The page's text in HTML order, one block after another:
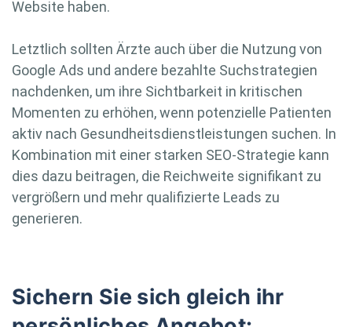
Website haben.
Letztlich sollten Ärzte auch über die Nutzung von
Google Ads und andere bezahlte Suchstrategien
nachdenken, um ihre Sichtbarkeit in kritischen
Momenten zu erhöhen, wenn potenzielle Patienten
aktiv nach Gesundheitsdienstleistungen suchen. In
Kombination mit einer starken SEO-Strategie kann
dies dazu beitragen, die Reichweite signifikant zu
vergrößern und mehr qualifizierte Leads zu
generieren.
Sichern Sie sich gleich ihr